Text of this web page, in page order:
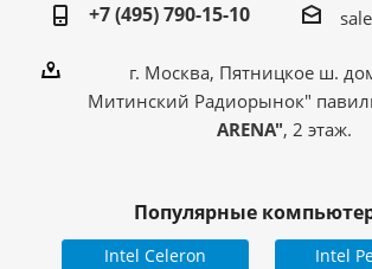
+7 (495) 790-15-10
г. Москва, Пятницкое ш.
Митинский Радиорынок"
ARENA", 2 этаж.
Популярные
Intel Celeron Intel